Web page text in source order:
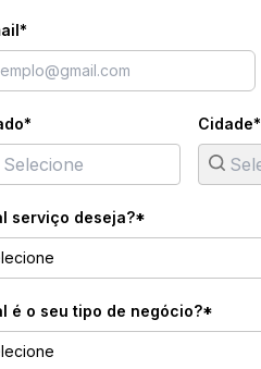
Cidade*
serviço deseja?*
é o seu tipo de negócio?*